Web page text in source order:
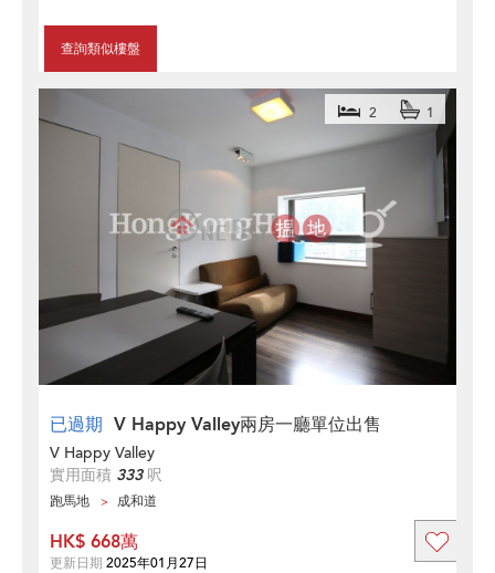
查詢類似樓盤
已過期 V Happy Valley兩房一廳單位出售
2 1
V Happy Valley
實用面積 333呎
跑馬地 成和道
HK$ 668萬
更新日期 2025年01月27日